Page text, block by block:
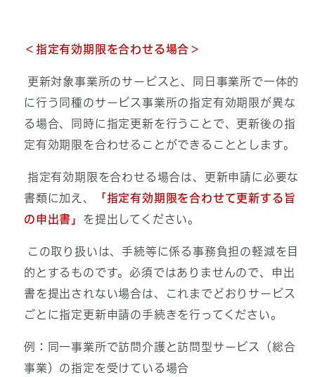
＜指定有効期限を合わせる場合＞
更新対象事業所のサービスと、同日事業所で一体的
に行う同種のサービス事業所の指定有効期限が異な
る場合、同時に指定更新を行うことで、更新後の指
定有効期限を合わせることができることとします。
指定有効期限を合わせる場合は、更新申請に必要な
書類に加え、
「指定有効期限を合わせて更新する旨
の申出書」 を提出してください。
この取り扱いは、手続等に係る事務負担の軽減を目
的とするものです。必須ではありませんので、申出
書を提出されない場合は、これまでどおりサービス
ごとに指定更新申請の手続きを行ってください。
例：同一事業所で訪問介護と訪問型サービス（総合
事業）の指定を受けている場合